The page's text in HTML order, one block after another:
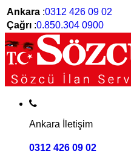
Ankara :0312 426 09 02
Çağrı :0.850.304 0900
Ankara İletişim
0312 426 09 02